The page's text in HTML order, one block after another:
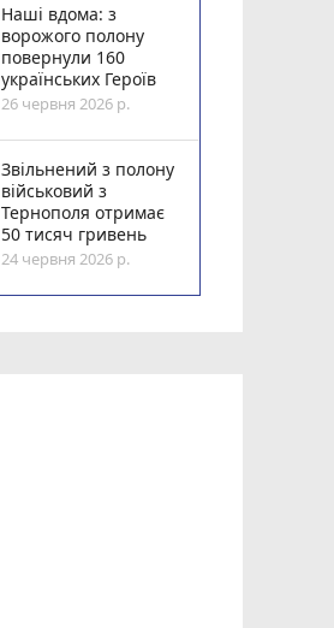
Наші вдома: з
ворожого полону
повернули 160
українських Героїв
26 червня 2026 р.
Звільнений з полону
військовий з
Тернополя отримає
50 тисяч гривень
24 червня 2026 р.